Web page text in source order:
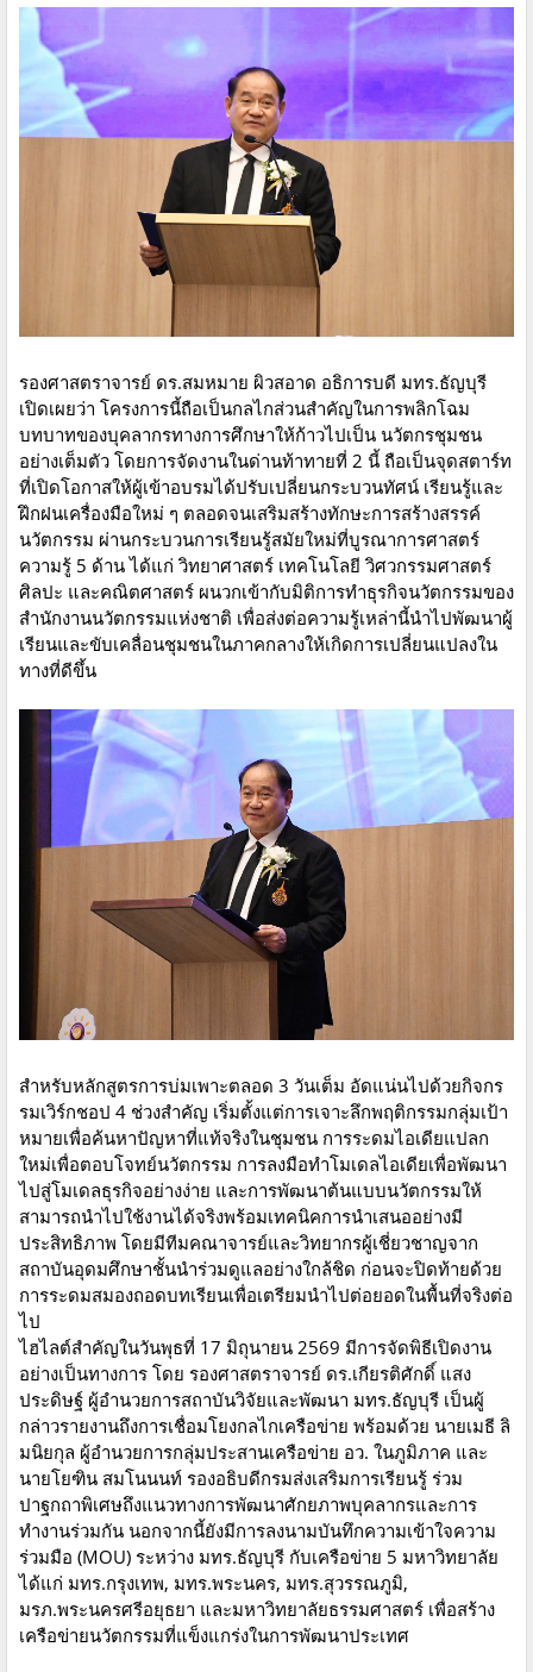
รองศาสตราจารย์ ดร.สมหมาย ผิวสอาด อธิการบดี มทร.ธัญบุรี
เปิดเผยว่า โครงการนี้ถือเป็นกลไกส่วนสำคัญในการพลิกโฉม
บทบาทของบุคลากรทางการศึกษาให้ก้าวไปเป็น นวัตกรชุมชน
อย่างเต็มตัว โดยการจัดงานในด่านท้าทายที่ 2 นี้ ถือเป็นจุดสตาร์ท
ที่เปิดโอกาสให้ผู้เข้าอบรมได้ปรับเปลี่ยนกระบวนทัศน์ เรียนรู้และ
ฝึกฝนเครื่องมือใหม่ ๆ ตลอดจนเสริมสร้างทักษะการสร้างสรรค์
นวัตกรรม ผ่านกระบวนการเรียนรู้สมัยใหม่ที่บูรณาการศาสตร์
ความรู้ 5 ด้าน ได้แก่ วิทยาศาสตร์ เทคโนโลยี วิศวกรรมศาสตร์
ศิลปะ และคณิตศาสตร์ ผนวกเข้ากับมิติการทำธุรกิจนวัตกรรมของ
สำนักงานนวัตกรรมแห่งชาติ เพื่อส่งต่อความรู้เหล่านี้นำไปพัฒนาผู้
เรียนและขับเคลื่อนชุมชนในภาคกลางให้เกิดการเปลี่ยนแปลงใน
ทางที่ดีขึ้น
สำหรับหลักสูตรการบ่มเพาะตลอด 3 วันเต็ม อัดแน่นไปด้วยกิจกร
รมเวิร์กชอป 4 ช่วงสำคัญ เริ่มตั้งแต่การเจาะลึกพฤติกรรมกลุ่มเป้า
หมายเพื่อค้นหาปัญหาที่แท้จริงในชุมชน การระดมไอเดียแปลก
ใหม่เพื่อตอบโจทย์นวัตกรรม การลงมือทำโมเดลไอเดียเพื่อพัฒนา
ไปสู่โมเดลธุรกิจอย่างง่าย และการพัฒนาต้นแบบนวัตกรรมให้
สามารถนำไปใช้งานได้จริงพร้อมเทคนิคการนำเสนออย่างมี
ประสิทธิภาพ โดยมีทีมคณาจารย์และวิทยากรผู้เชี่ยวชาญจาก
สถาบันอุดมศึกษาชั้นนำร่วมดูแลอย่างใกล้ชิด ก่อนจะปิดท้ายด้วย
การระดมสมองถอดบทเรียนเพื่อเตรียมนำไปต่อยอดในพื้นที่จริงต่อ
ไป
ไฮไลต์สำคัญในวันพุธที่ 17 มิถุนายน 2569 มีการจัดพิธีเปิดงาน
อย่างเป็นทางการ โดย รองศาสตราจารย์ ดร.เกียรติศักดิ์ แสง
ประดิษฐ์ ผู้อำนวยการสถาบันวิจัยและพัฒนา มทร.ธัญบุรี เป็นผู้
กล่าวรายงานถึงการเชื่อมโยงกลไกเครือข่าย พร้อมด้วย นายเมธี ลิ
มนิยกุล ผู้อำนวยการกลุ่มประสานเครือข่าย อว. ในภูมิภาค และ
นายโยฑิน สมโนนนท์ รองอธิบดีกรมส่งเสริมการเรียนรู้ ร่วม
ปาฐกถาพิเศษถึงแนวทางการพัฒนาศักยภาพบุคลากรและการ
ทำงานร่วมกัน นอกจากนี้ยังมีการลงนามบันทึกความเข้าใจความ
ร่วมมือ (MOU) ระหว่าง มทร.ธัญบุรี กับเครือข่าย 5 มหาวิทยาลัย
ได้แก่ มทร.กรุงเทพ, มทร.พระนคร, มทร.สุวรรณภูมิ,
มรภ.พระนครศรีอยุธยา และมหาวิทยาลัยธรรมศาสตร์ เพื่อสร้าง
เครือข่ายนวัตกรรมที่แข็งแกร่งในการพัฒนาประเทศ